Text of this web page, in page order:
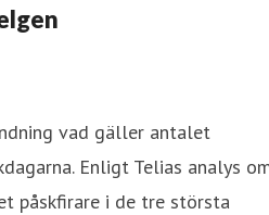
vad gäller antalet
Enligt Telias analys
påskfirare i de tre största